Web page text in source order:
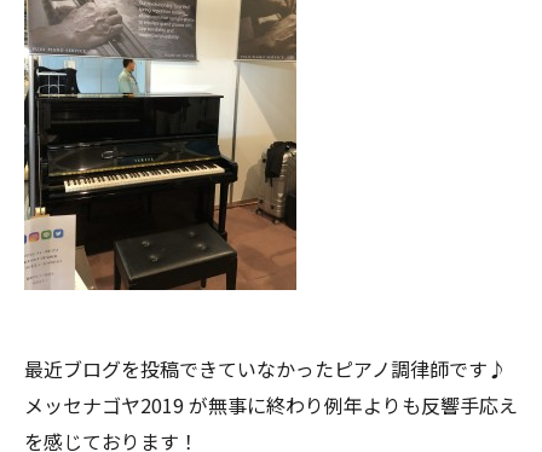
最近ブログを投稿できていなかったピアノ調律師です♪
メッセナゴヤ2019 が無事に終わり例年よりも反響手応え
を感じております！